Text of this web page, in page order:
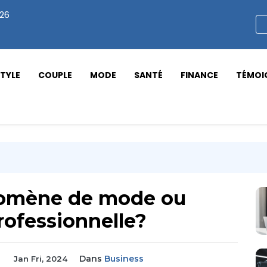
COUPLE MODE SANTÉ FINANCE
de mode ou
Jan Fri, 2024 Dans Business